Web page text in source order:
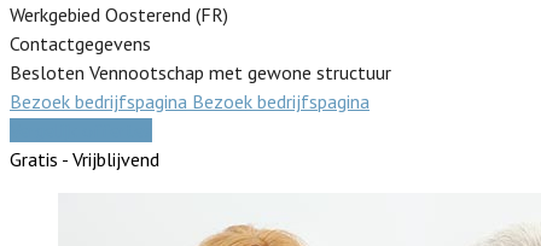
Werkgebied Oosterend (FR)
Contactgegevens
Besloten Vennootschap met gewone structuur
Bezoek bedrijfspagina Bezoek bedrijfspagina
Gratis - Vrijblijvend